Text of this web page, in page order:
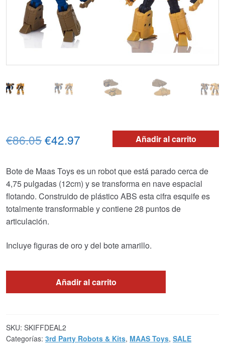
Añadir al carrito
€86.05El
original
era:
€86.05.
€42.97
actual
es:
€42.97.
Bote de Maas Toys es un robot que está parado cerca de
4,75 pulgadas (12cm) y se transforma en nave espacial
flotando. Construido de plástico ABS esta cifra esquife es
totalmente transformable y contiene 28 puntos de
articulación.
Incluye figuras de oro y del bote amarillo.
Añadir al carrito
SKU: SKIFFDEAL2
Categorías: 3rd Party Robots & Kits, MAAS Toys, SALE